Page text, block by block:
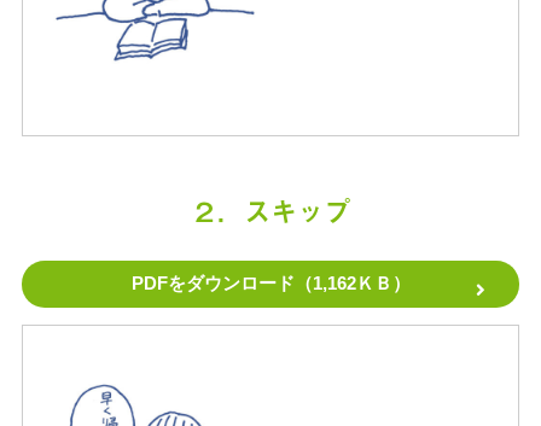
２．スキップ
PDFをダウンロード（1,162ＫＢ）